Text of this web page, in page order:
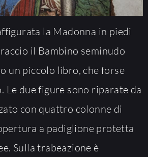
la Madonna in piedi
il Bambino seminudo
un piccolo libro, che forse
Le due figure sono riparate da
con quattro colonne di
a padiglione protetta
Sulla trabeazione è